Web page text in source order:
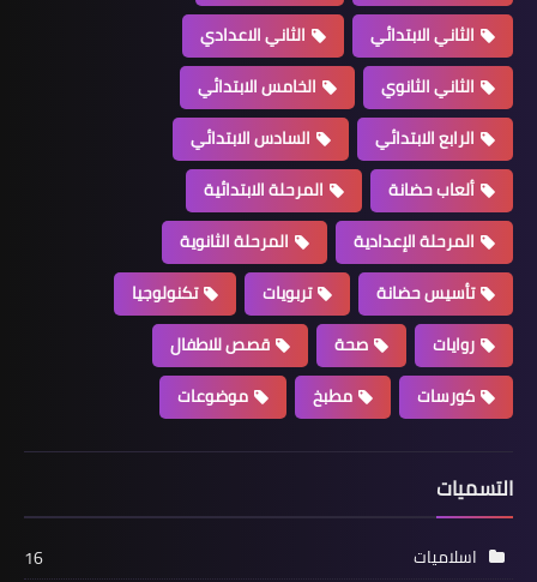
الثاني الابتدائي
الثاني الاعدادي
الثاني الثانوي
الخامس الابتدائي
الرابع الابتدائي
السادس الابتدائي
ألعاب حضانة
المرحلة الابتدائية
المرحلة الإعدادية
المرحلة الثانوية
تأسيس حضانة
تربويات
تكنولوجيا
روايات
صحة
قصص للاطفال
كورسات
مطبخ موضوعات
التسميات
اسلاميات
16